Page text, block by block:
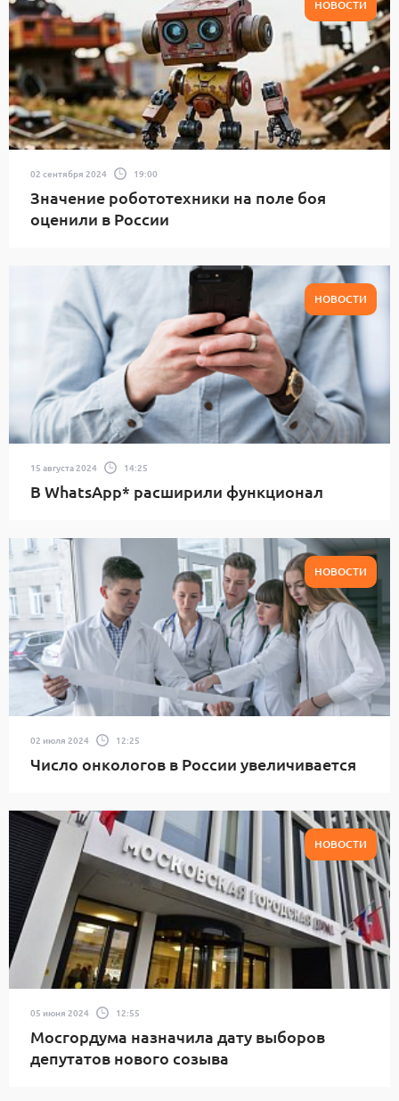
НОВОСТИ
02 сентября 2024 19:00
Значение робототехники на поле боя
оценили в России
НОВОСТИ
15 августа 2024 14:25
В WhatsApp* расширили функционал
НОВОСТИ
02 июля 2024 12:25
Число онкологов в России увеличивается
НОВОСТИ
05 июня 2024 12:55
Мосгордума назначила дату выборов
депутатов нового созыва